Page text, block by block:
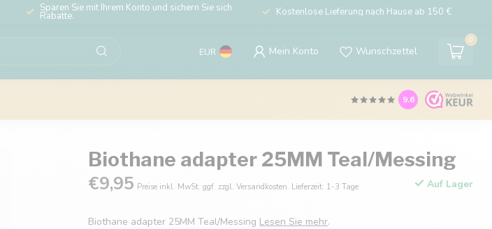
Sparen Sie mit Ihrem Konto und sichern Sie sich
Rabatte. Kostenlose Lieferung nach Hause ab 150 €
EUR Mein Konto Wunschzettel
0
9.6
Biothane adapter 25MM Teal/Messing
€9,95 Preise inkl. MwSt. ggf. zzgl. Versandkosten. Lieferzeit: 1-3 Tage Auf Lager
Biothane adapter 25MM Teal/Messing Lesen Sie mehr.